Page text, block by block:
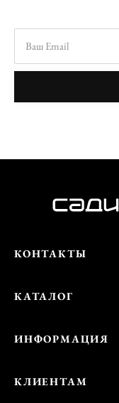
КОНТАКТЫ
КАТАЛОГ
ИНФОРМАЦИЯ
КЛИЕНТАМ